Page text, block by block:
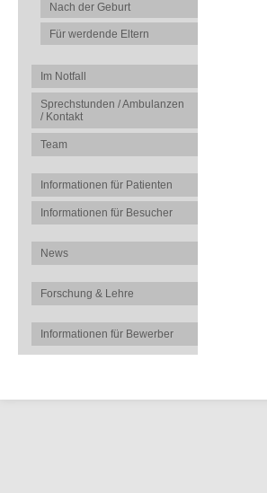
Nach der Geburt
Für werdende Eltern
Im Notfall
Sprechstunden / Ambulanzen
/ Kontakt
Team
Informationen für Patienten
Informationen für Besucher
News
Forschung & Lehre
Informationen für Bewerber